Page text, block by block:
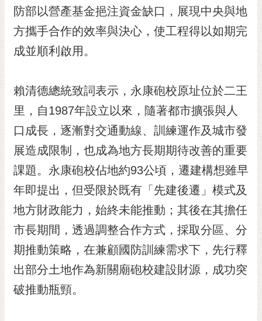
報
市
信
English
日
本
隱
私
權
及
安
全
政
策
網
防部以營產基金挹注資金缺口，展現中央與地
方攜手合作的效率與決心，使工程得以如期完
成並順利啟用。
賴清德總統致詞表示，永康砲校原址位於二王
里，自1987年設立以來，隨著都市擴張與人
口成長，逐漸對交通動線、訓練運作及城市發
展造成限制，也成為地方長期期待改善的重要
課題。永康砲校佔地約93公頃，遷建構想雖早
年即提出，但受限於既有「先建後遷」模式及
地方財政能力，始終未能推動；其後在其擔任
市長期間，透過調整合作方式，採取分區、分
期推動策略，在兼顧國防訓練需求下，先行釋
出部分土地作為新關廟砲校建設財源，成功突
破推動瓶頸。